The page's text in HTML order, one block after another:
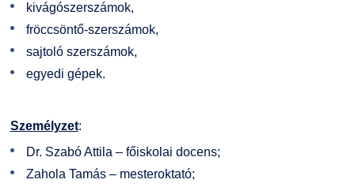
kivágószerszámok,
fröccsöntő-szerszámok,
sajtoló szerszámok,
egyedi gépek.
Személyzet:
Dr. Szabó Attila – főiskolai docens;
Zahola Tamás – mesteroktató;